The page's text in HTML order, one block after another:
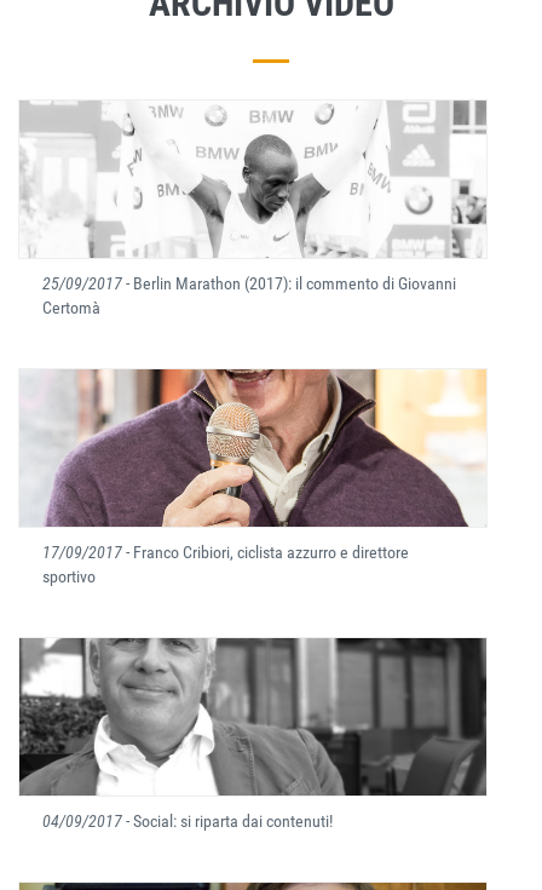
25/09/2017- Berlin Marathon (2017): il commento di Giovanni
Certomà
17/09/2017- Franco Cribiori, ciclista azzurro e direttore
sportivo
04/09/2017- Social: si riparta dai contenuti!